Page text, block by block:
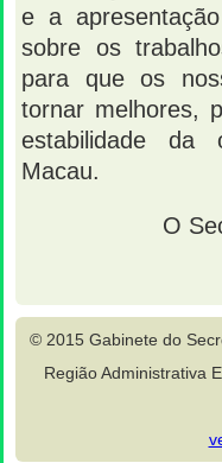
e a
sobre os
para que os
tornar melhores,
estabilidade da
Macau.
O
© 2015 Gabinete do
Região Administrativa